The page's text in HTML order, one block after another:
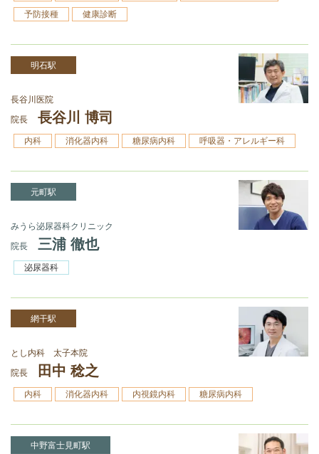
予防接種
健康診断
明石駅
長谷川医院
院長
長谷川 博司
内科 消化器内科 糖尿病内科 呼吸器・アレルギー科
元町駅
みうら泌尿器科クリニック
院長
三浦 徹也
泌尿器科
網干駅
とし内科 太子本院
院長
田中 稔之
内科 消化器内科 内視鏡内科 糖尿病内科
中野富士見町駅